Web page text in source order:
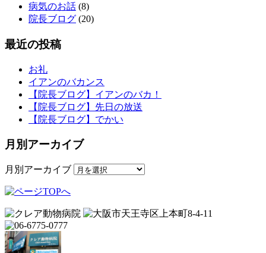
病気のお話 (8)
院長ブログ (20)
最近の投稿
お礼
イアンのバカンス
【院長ブログ】イアンのバカ！
【院長ブログ】先日の放送
【院長ブログ】でかい
月別アーカイブ
月別アーカイブ